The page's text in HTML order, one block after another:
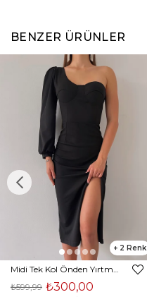
BENZER ÜRÜNLER
2
₺300,00
₺599,99